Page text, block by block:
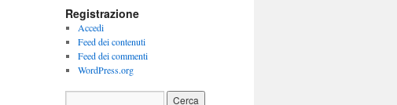
Registrazione
Accedi
Feed dei contenuti
Feed dei commenti
WordPress.org